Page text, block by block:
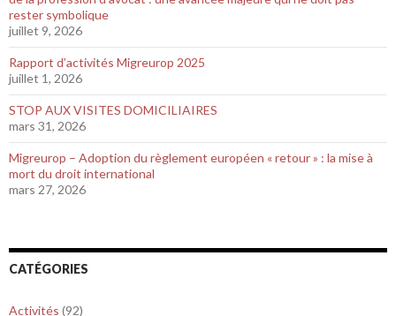
rester symbolique
juillet 9, 2026
Rapport d’activités Migreurop 2025
juillet 1, 2026
STOP AUX VISITES DOMICILIAIRES
mars 31, 2026
Migreurop – Adoption du règlement européen « retour » : la mise à
mort du droit international
mars 27, 2026
CATÉGORIES
Activités (92)